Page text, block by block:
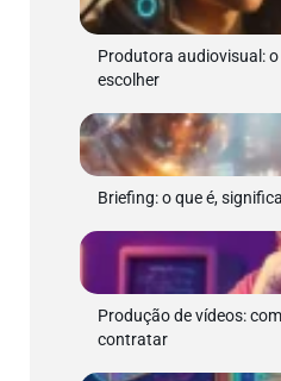
Produtora audiovisual:
escolher
Briefing: o que é,
Produção de vídeos:
contratar